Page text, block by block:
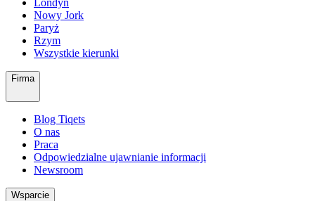
Nowy Jork
Paryż
Rzym
Wszystkie kierunki
Firma
Blog Tiqets
O nas
Praca
Odpowiedzialne ujawnianie informacji
Newsroom
Wsparcie